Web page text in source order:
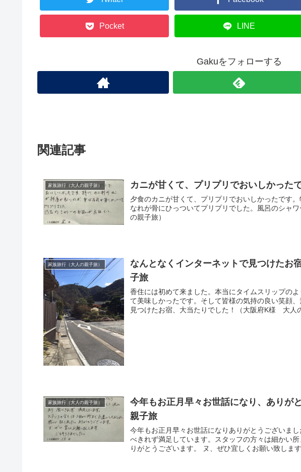
Pocket LINE
Gakuをフォローする
関連記事
家族旅行（大人の親子旅） カニが甘くて、プリプリでおいしかっ
夕食のカニが甘くて、プリプリでおいしかったです
なれが骨にひっついてプリプリでした。風呂のシャ
の親子旅）
家族旅行（大人の親子旅）
なんとなくインターネットで見つけたお
子旅
香住には初めて来ました。本当にタイムスリップの
て美味しかったです。そして皆様の気持の良い笑顔
見つけたお宿、大当たりでした！（大阪府K様 大
家族旅行（大人の親子旅）
今年もお正月早々お世話になり、ありが
親子旅
今年もお正月早々お世話になりありがとうございま
べきれず満足しています。スタッフの方々は細かい
りがとうございます。 ヌ、ぜひ宜しくお願い致しま